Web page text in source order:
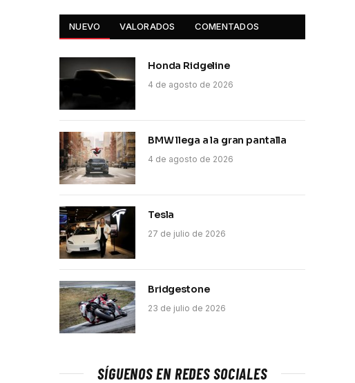
NUEVO VALORADOS COMENTADOS
Honda Ridgeline
4 de agosto de 2026
BMW llega a la gran pantalla
4 de agosto de 2026
Tesla
27 de julio de 2026
Bridgestone
23 de julio de 2026
SÍGUENOS EN REDES SOCIALES